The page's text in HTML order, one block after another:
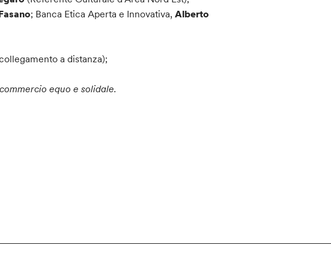
; Banca Etica Aperta e Innovativa,Alberto
a distanza);
equo e solidale.